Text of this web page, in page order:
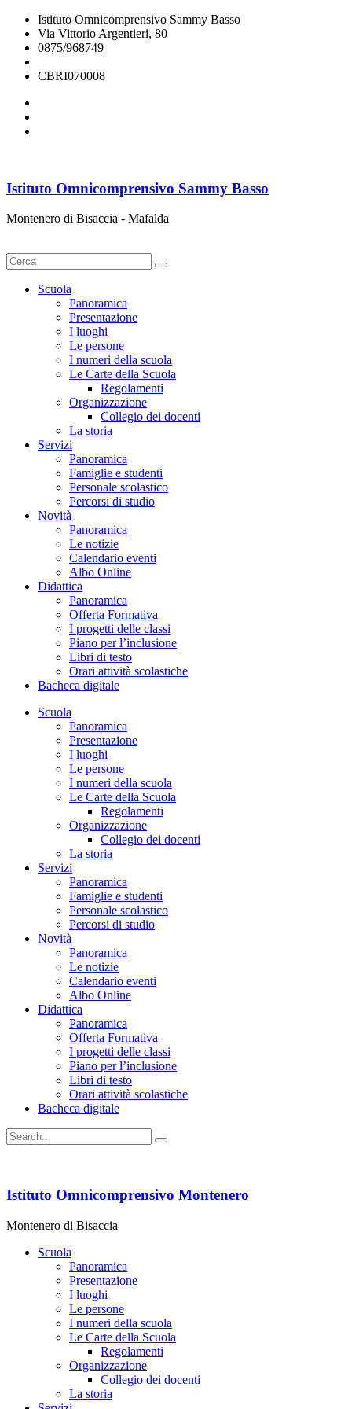
Istituto Omnicomprensivo Sammy Basso
Via Vittorio Argentieri, 80
0875/968749
CBRI070008
Istituto Omnicomprensivo Sammy Basso
Montenero di Bisaccia - Mafalda
Scuola
Panoramica
Presentazione
I luoghi
Le persone
I numeri della scuola
Le Carte della Scuola
Regolamenti
Organizzazione
Collegio dei docenti
La storia
Servizi
Panoramica
Famiglie e studenti
Personale scolastico
Percorsi di studio
Novità
Panoramica
Le notizie
Calendario eventi
Albo Online
Didattica
Panoramica
Offerta Formativa
I progetti delle classi
Piano per l’inclusione
Libri di testo
Orari attività scolastiche
Bacheca digitale
Scuola
Panoramica
Presentazione
I luoghi
Le persone
I numeri della scuola
Le Carte della Scuola
Regolamenti
Organizzazione
Collegio dei docenti
La storia
Servizi
Panoramica
Famiglie e studenti
Personale scolastico
Percorsi di studio
Novità
Panoramica
Le notizie
Calendario eventi
Albo Online
Didattica
Panoramica
Offerta Formativa
I progetti delle classi
Piano per l’inclusione
Libri di testo
Orari attività scolastiche
Bacheca digitale
Istituto Omnicomprensivo Montenero
Montenero di Bisaccia
Scuola
Panoramica
Presentazione
I luoghi
Le persone
I numeri della scuola
Le Carte della Scuola
Regolamenti
Organizzazione
Collegio dei docenti
La storia